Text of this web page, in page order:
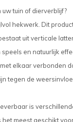
tuin of dierverblijf?
hekwerk. Dit
uit verticale
en natuurlijk
elkaar verbonden
tegen de
is
het meest geschikt